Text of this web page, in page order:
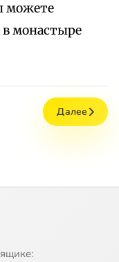
можете
в монастыре
Далее